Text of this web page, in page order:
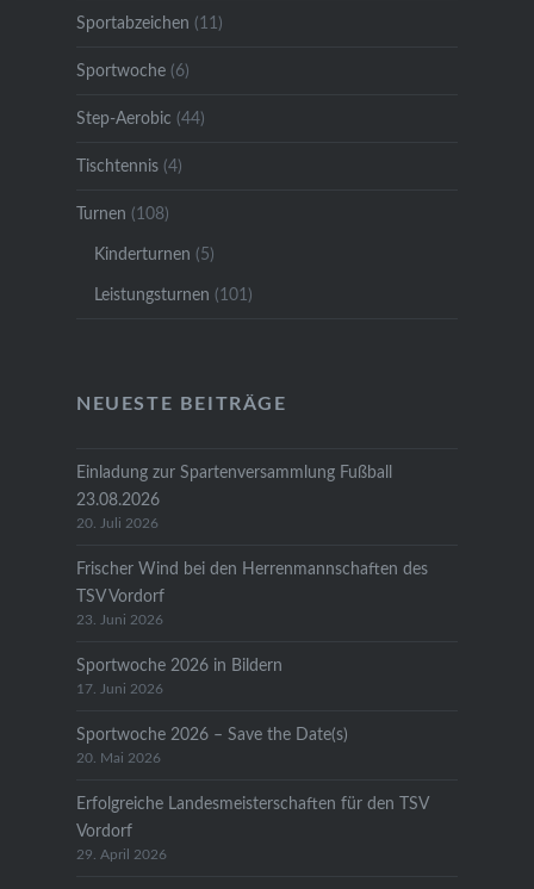
Sportabzeichen (11)
Sportwoche(6)
Step-Aerobic (44)
Tischtennis(4)
Turnen (108)
Kinderturnen (5)
Leistungsturnen (101)
NEUESTE BEITRÄGE
Einladung zur Spartenversammlung Fußball
23.08.2026
20. Juli 2026
Frischer Wind bei den Herrenmannschaften des
TSV Vordorf
23. Juni 2026
Sportwoche 2026 in Bildern
17. Juni 2026
Sportwoche 2026 – Save the Date(s)
20. Mai 2026
Erfolgreiche Landesmeisterschaften für den TSV
Vordorf
29. April 2026